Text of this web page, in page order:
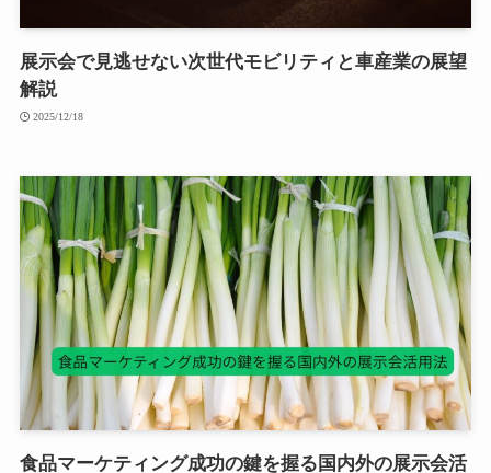
展示会で見逃せない次世代モビリティと車産業の展望
解説
2025/12/18
食品マーケティング成功の鍵を握る国内外の展示会活